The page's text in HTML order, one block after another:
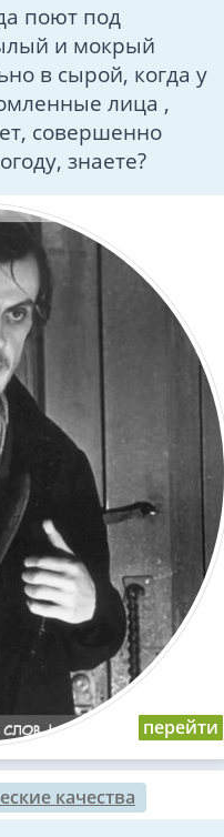
поют под
и мокрый
в сырой, когда у
лица ,
совершенно
знаете?
качества